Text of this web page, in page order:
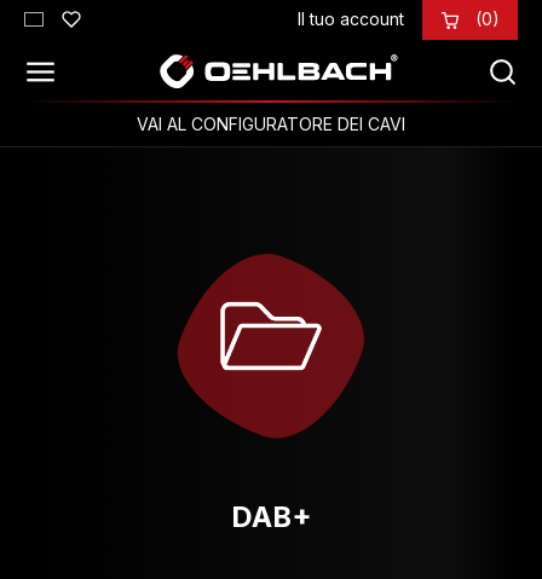
Passa al contenuto principale Il tuo account (0)
VAI AL CONFIGURATORE DEI CAVI
DAB+